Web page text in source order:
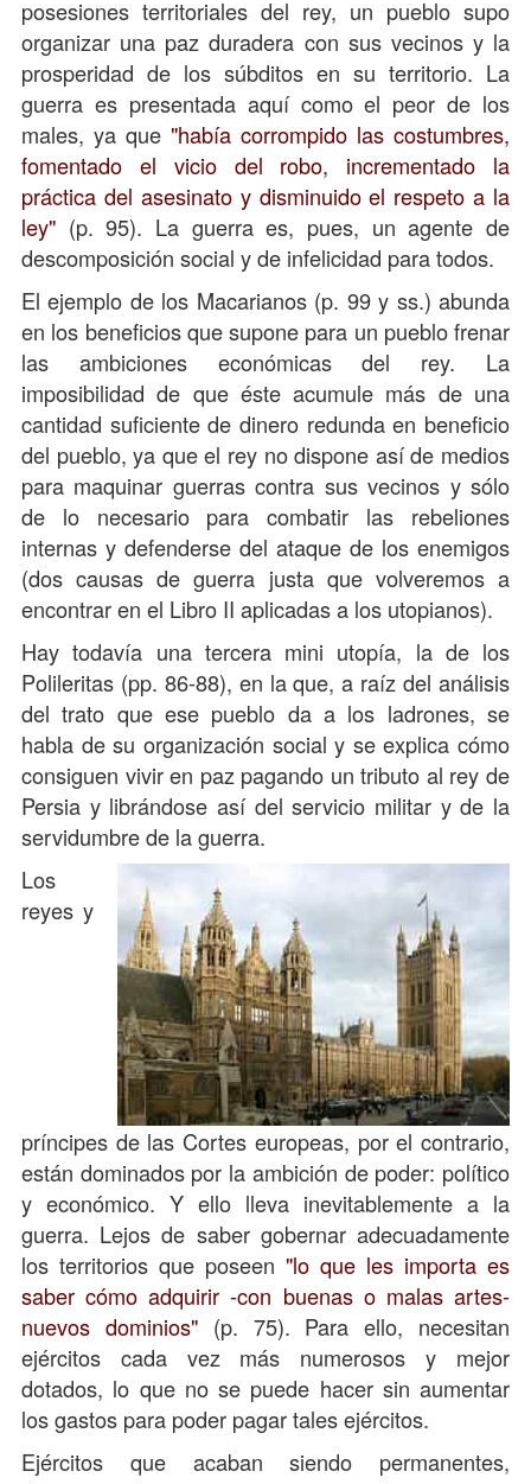
posesiones territoriales del rey, un pueblo supo
organizar una paz duradera con sus vecinos y la
prosperidad de los súbditos en su territorio. La
guerra es presentada aquí como el peor de los
males, ya que "había corrompido las costumbres,
fomentado el vicio del robo, incrementado la
práctica del asesinato y disminuido el respeto a la
ley" (p. 95). La guerra es, pues, un agente de
descomposición social y de infelicidad para todos.
El ejemplo de los Macarianos (p. 99 y ss.) abunda
en los beneficios que supone para un pueblo frenar
las ambiciones económicas del rey. La
imposibilidad de que éste acumule más de una
cantidad suficiente de dinero redunda en beneficio
del pueblo, ya que el rey no dispone así de medios
para maquinar guerras contra sus vecinos y sólo
de lo necesario para combatir las rebeliones
internas y defenderse del ataque de los enemigos
(dos causas de guerra justa que volveremos a
encontrar en el Libro II aplicadas a los utopianos).
Hay todavía una tercera mini utopía, la de los
Polileritas (pp. 86-88), en la que, a raíz del análisis
del trato que ese pueblo da a los ladrones, se
habla de su organización social y se explica cómo
consiguen vivir en paz pagando un tributo al rey de
Persia y librándose así del servicio militar y de la
servidumbre de la guerra.
Los
reyes y
príncipes de las Cortes europeas, por el contrario,
están dominados por la ambición de poder: político
y económico. Y ello lleva inevitablemente a la
guerra. Lejos de saber gobernar adecuadamente
los territorios que poseen "lo que les importa es
saber cómo adquirir -con buenas o malas artes-
nuevos dominios"(p. 75). Para ello, necesitan
ejércitos cada vez más numerosos y mejor
dotados, lo que no se puede hacer sin aumentar
los gastos para poder pagar tales ejércitos.
Ejércitos que acaban siendo permanentes,